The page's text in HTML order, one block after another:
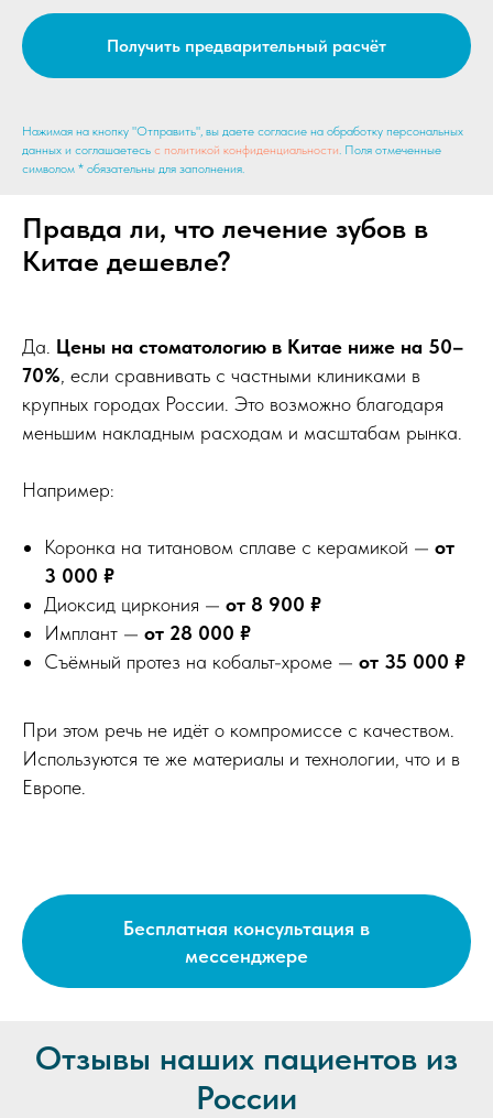
Получить предварительный расчёт
Нажимая на кнопку "Отправить", вы даете согласие на обработку персональных
данных и соглашаетесь c политикой конфиденциальности. Поля отмеченные
символом * обязательны для заполнения.
Правда ли, что лечение зубов в
Китае дешевле?
Да. Цены на стоматологию в Китае ниже на 50–
70%, если сравнивать с частными клиниками в
крупных городах России. Это возможно благодаря
меньшим накладным расходам и масштабам рынка.
Например:
Коронка на титановом сплаве с керамикой — от
3 000 ₽
Диоксид циркония — от 8 900 ₽
Имплант — от 28 000 ₽
Съёмный протез на кобальт-хроме — от 35 000 ₽
При этом речь не идёт о компромиссе с качеством.
Используются те же материалы и технологии, что и в
Европе.
Бесплатная консультация в
мессенджере
Отзывы наших пациентов из
России